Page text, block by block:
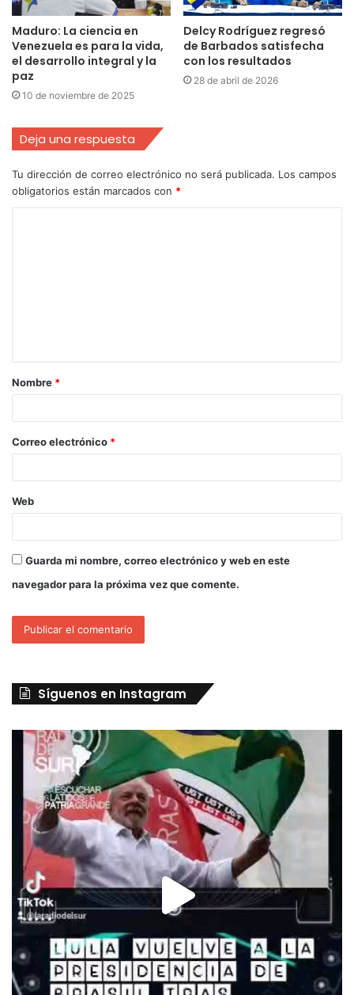
Maduro: La ciencia en
Venezuela es para la vida,
el desarrollo integral y la
paz
10 de noviembre de 2025
Delcy Rodríguez regresó
de Barbados satisfecha
con los resultados
28 de abril de 2026
Deja una respuesta
Tu dirección de correo electrónico no será publicada. Los campos
obligatorios están marcados con *
Nombre *
Correo electrónico *
Web
Guarda mi nombre, correo electrónico y web en este
navegador para la próxima vez que comente.
Síguenos en Instagram